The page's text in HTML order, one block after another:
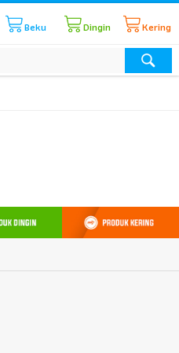
Kering
Dingin
Beku